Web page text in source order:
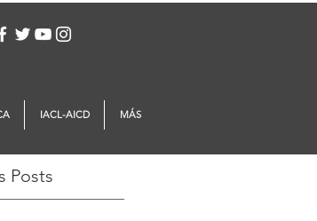
Posts
IACL-AICD MÁS